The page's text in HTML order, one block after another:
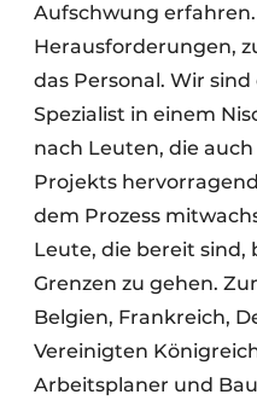
Aufschwung
Herausforderungen,
das Personal. Wir
Spezialist in einem
nach Leuten, die
Projekts
dem Prozess
Leute, die bereit sind,
Grenzen zu gehen.
Belgien, Frankreich,
Vereinigten
Arbeitsplaner und